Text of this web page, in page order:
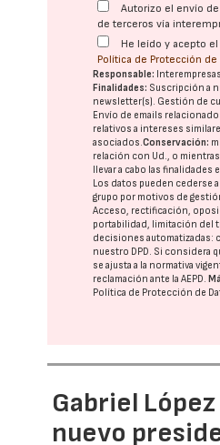
Autorizo el envío
de terceros vía
He leído y acepto
Política de Protección de
Responsable:
Finalidades: Suscripción a
newsletter(s). Gestión de
Envío de emails
relativos a intereses
asociados.Conservación:
relación con Ud., o
llevar a cabo las finalidades
Los datos pueden cederse
grupo por motivos de
Acceso, rectificación,
portabilidad, limitación del
decisiones automatizadas:
nuestro DPD. Si considera
se ajusta a la normativa
reclamación ante laAEPD.
Política de Protección de
Gabriel
nuevo